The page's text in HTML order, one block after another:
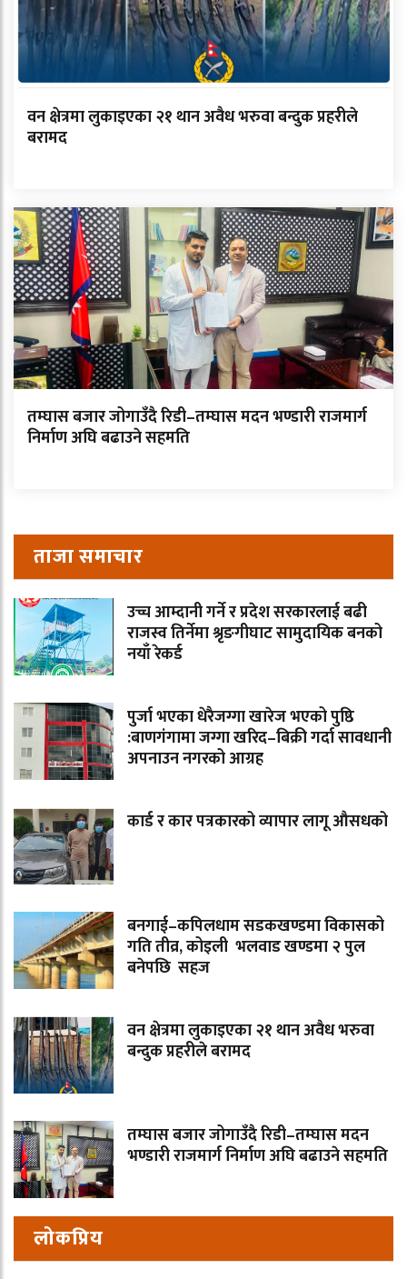
वन क्षेत्रमा लुकाइएका २१ थान अवैध भरुवा बन्दुक प्रहरीले
बरामद
तम्घास बजार जोगाउँदै रिडी–तम्घास मदन भण्डारी राजमार्ग
निर्माण अघि बढाउने सहमति
ताजा समाचार
उच्च आम्दानी गर्ने र प्रदेश सरकारलाई बढी
राजस्व तिर्नेमा श्रृङगीघाट सामुदायिक बनको
नयाँ रेकर्ड
पुर्जा भएका धेरैजग्गा खारेज भएको पुष्ठि
:बाणगंगामा जग्गा खरिद–बिक्री गर्दा सावधानी
अपनाउन नगरको आग्रह
कार्ड र कार पत्रकारको व्यापार लागू औसधको
बनगाई–कपिलधाम सडकखण्डमा विकासको
गति तीव्र, कोइली भलवाड खण्डमा २ पुल
बनेपछि सहज
वन क्षेत्रमा लुकाइएका २१ थान अवैध भरुवा
बन्दुक प्रहरीले बरामद
तम्घास बजार जोगाउँदै रिडी–तम्घास मदन
भण्डारी राजमार्ग निर्माण अघि बढाउने सहमति
लोकप्रिय